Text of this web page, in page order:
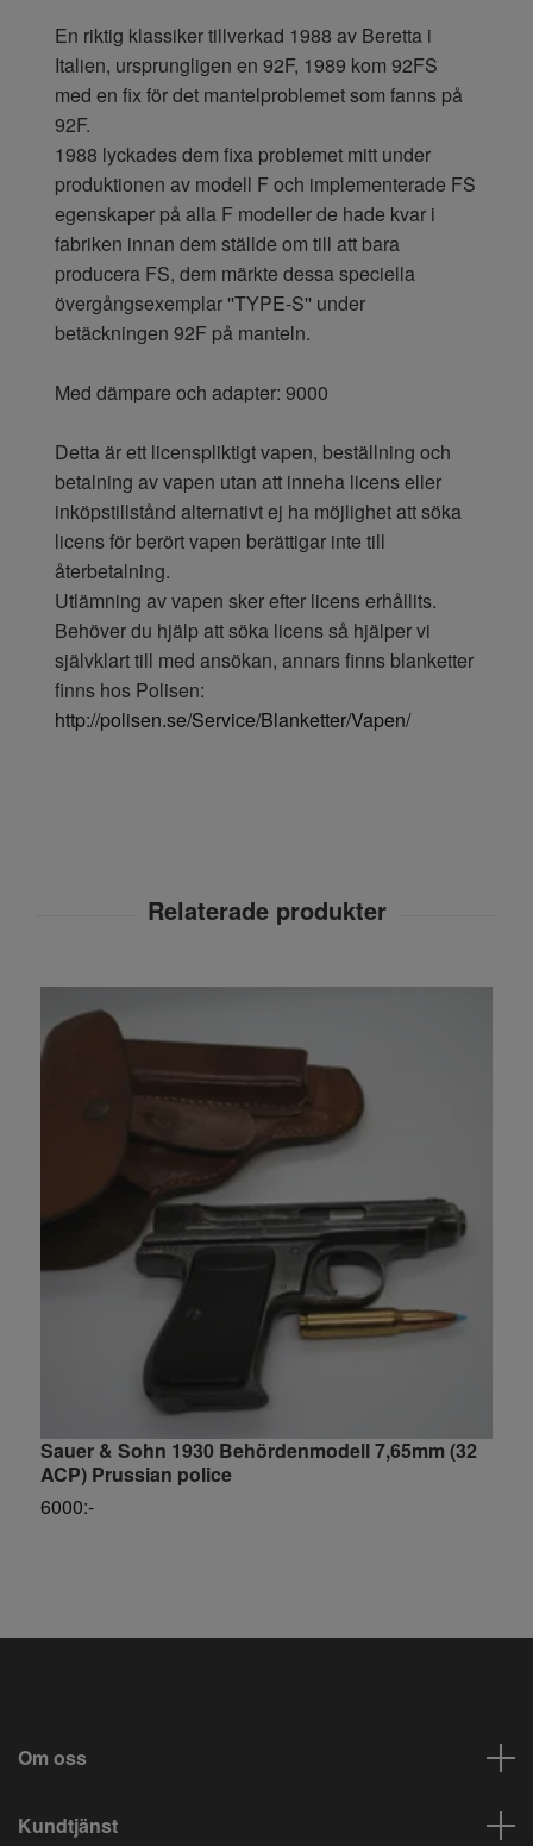
En riktig klassiker tillverkad 1988 av Beretta i
Italien, ursprungligen en 92F, 1989 kom 92FS
med en fix för det mantelproblemet som fanns på
92F.
1988 lyckades dem fixa problemet mitt under
produktionen av modell F och implementerade FS
egenskaper på alla F modeller de hade kvar i
fabriken innan dem ställde om till att bara
producera FS, dem märkte dessa speciella
övergångsexemplar ''TYPE-S'' under
betäckningen 92F på manteln.
Med dämpare och adapter: 9000
Detta är ett licenspliktigt vapen, beställning och
betalning av vapen utan att inneha licens eller
inköpstillstånd alternativt ej ha möjlighet att söka
licens för berört vapen berättigar inte till
återbetalning.
Utlämning av vapen sker efter licens erhållits.
Behöver du hjälp att söka licens så hjälper vi
självklart till med ansökan, annars finns blanketter
finns hos Polisen:
http://polisen.se/Service/Blanketter/Vapen/
Sauer & Sohn 1930 Behördenmodell 7,65mm (32
ACP) Prussian police
6000:-
Om oss
Kundtjänst